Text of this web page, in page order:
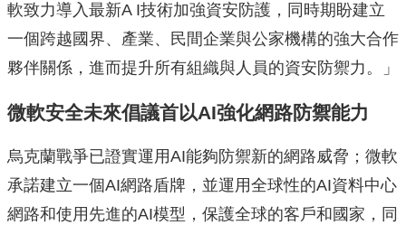
軟致力導入最新A I技術加強資安防護，同時期盼建立
一個跨越國界、產業、民間企業與公家機構的強大合作
夥伴關係，進而提升所有組織與人員的資安防禦力。」
微軟安全未來倡議首以AI強化網路防禦能力
烏克蘭戰爭已證實運用AI能夠防禦新的網路威脅；微軟
承諾建立一個AI網路盾牌，並運用全球性的AI資料中心
網路和使用先進的AI模型，保護全球的客戶和國家，同